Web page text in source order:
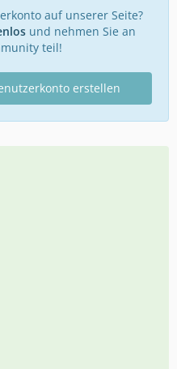
auf unserer Seite?
und nehmen Sie an
teil!
erstellen